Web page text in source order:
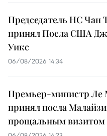
Председатель НС Чан
принял Посла США
Уикс
06/08/2026 14:34
Премьер-министр Ле
принял посла
прощальным визитом